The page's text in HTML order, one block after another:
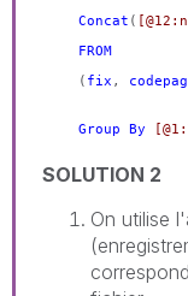
Concat (
FROM
( fix ,
Group By
SOLUTION 2
On utilise